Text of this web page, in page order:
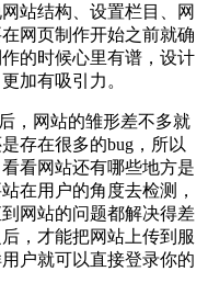
站结构、设置栏目、网
网页制作开始之前就确
的时候心里有谱，设计
加有吸引力。
网站的雏形差不多就
存在很多的bug，所以
看网站还有哪些地方是
在用户的角度去检测，
网站的问题都解决得差
，才能把网站上传到服
户就可以直接登录你的